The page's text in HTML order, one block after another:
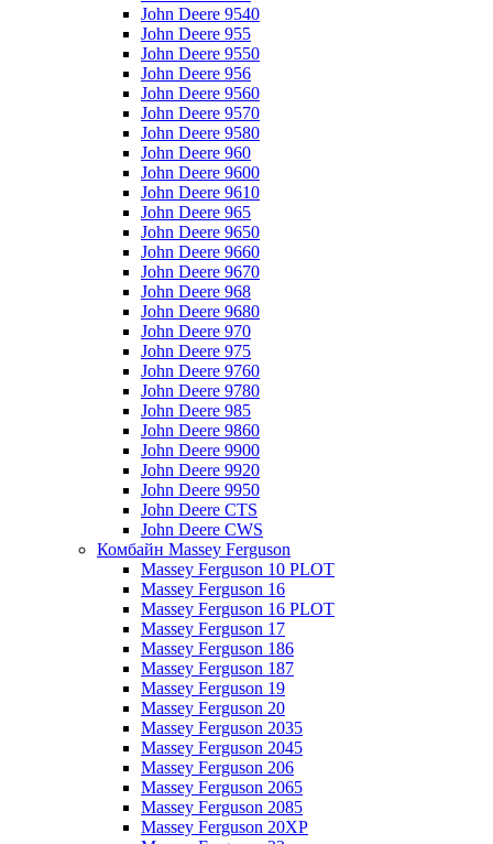
John Deere 9540
John Deere 955
John Deere 9550
John Deere 956
John Deere 9560
John Deere 9570
John Deere 9580
John Deere 960
John Deere 9600
John Deere 9610
John Deere 965
John Deere 9650
John Deere 9660
John Deere 9670
John Deere 968
John Deere 9680
John Deere 970
John Deere 975
John Deere 9760
John Deere 9780
John Deere 985
John Deere 9860
John Deere 9900
John Deere 9920
John Deere 9950
John Deere CTS
John Deere CWS
Комбайн Massey Ferguson
Massey Ferguson 10 PLOT
Massey Ferguson 16
Massey Ferguson 16 PLOT
Massey Ferguson 17
Massey Ferguson 186
Massey Ferguson 187
Massey Ferguson 19
Massey Ferguson 20
Massey Ferguson 2035
Massey Ferguson 2045
Massey Ferguson 206
Massey Ferguson 2065
Massey Ferguson 2085
Massey Ferguson 20XP